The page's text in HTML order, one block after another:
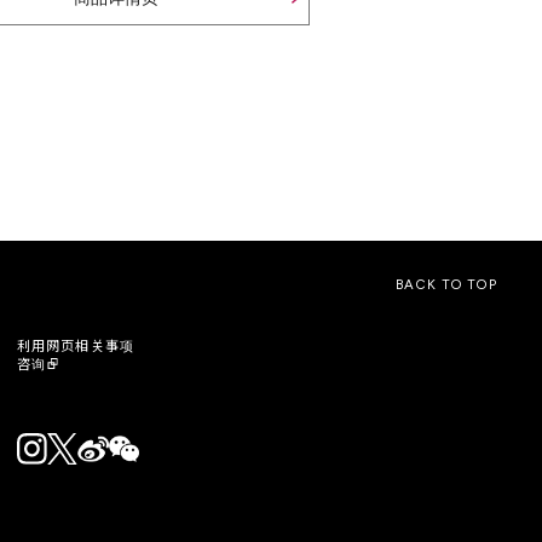
BACK TO TOP
利用网页相关事项
咨询